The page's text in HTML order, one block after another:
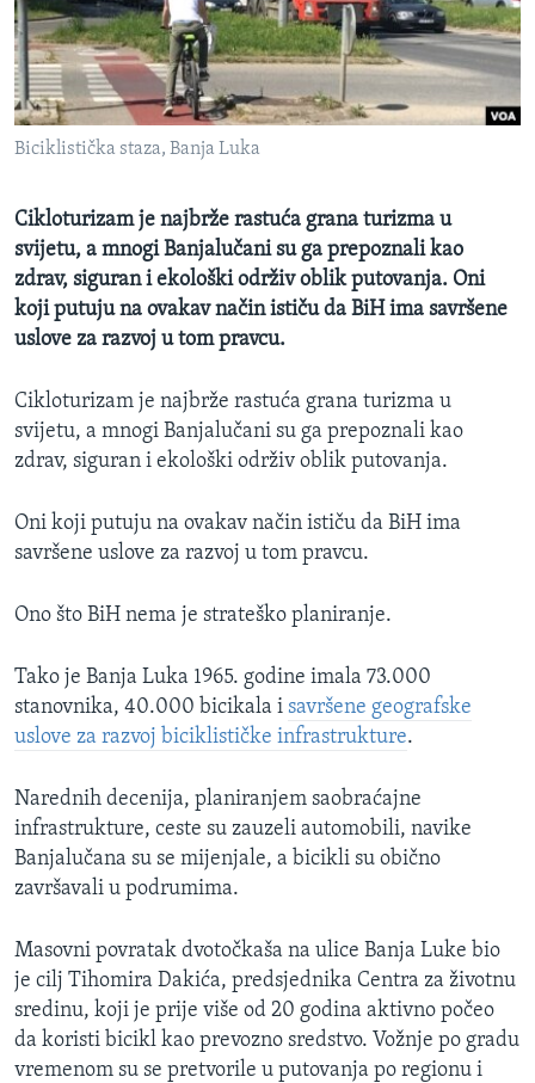
MAGAZIN
O GLASU AMERIKE
Learning English
Jezici
Biciklistička staza, Banja Luka
Cikloturizam je najbrže rastuća grana turizma u
svijetu, a mnogi Banjalučani su ga prepoznali kao
zdrav, siguran i ekološki održiv oblik putovanja. Oni
koji putuju na ovakav način ističu da BiH ima savršene
uslove za razvoj u tom pravcu.
Cikloturizam je najbrže rastuća grana turizma u
svijetu, a mnogi Banjalučani su ga prepoznali kao
zdrav, siguran i ekološki održiv oblik putovanja.
Oni koji putuju na ovakav način ističu da BiH ima
savršene uslove za razvoj u tom pravcu.
Ono što BiH nema je strateško planiranje.
Tako je Banja Luka 1965. godine imala 73.000
stanovnika, 40.000 bicikala i savršene geografske
uslove za razvoj biciklističke infrastrukture.
Narednih decenija, planiranjem saobraćajne
infrastrukture, ceste su zauzeli automobili, navike
Banjalučana su se mijenjale, a bicikli su obično
završavali u podrumima.
Masovni povratak dvotočkaša na ulice Banja Luke bio
je cilj Tihomira Dakića, predsjednika Centra za životnu
sredinu, koji je prije više od 20 godina aktivno počeo
da koristi bicikl kao prevozno sredstvo. Vožnje po gradu
vremenom su se pretvorile u putovanja po regionu i